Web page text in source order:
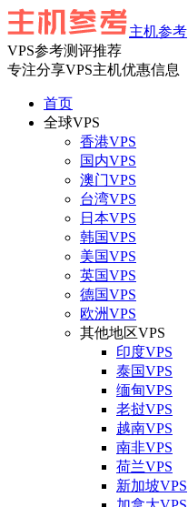
主机参考
VPS参考测评推荐
专注分享VPS主机优惠信息
首页
全球VPS
香港VPS
国内VPS
澳门VPS
台湾VPS
日本VPS
韩国VPS
美国VPS
英国VPS
德国VPS
欧洲VPS
其他地区VPS
印度VPS
泰国VPS
缅甸VPS
老挝VPS
越南VPS
南非VPS
荷兰VPS
新加坡VPS